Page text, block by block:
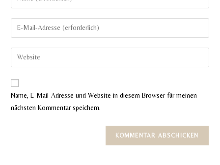
deinen
Namen
oder
zum
Kommentieren
ein
Gib
deine
E-
Mail-
zum
Kommentieren
ein
Gib
deine
Website-
URL
Name, E-Mail-Adresse und Website in diesem Browser für meinen
nächsten Kommentar speichern.